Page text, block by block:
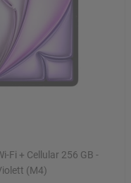
Fi + Cellular 256 GB -
(M4)